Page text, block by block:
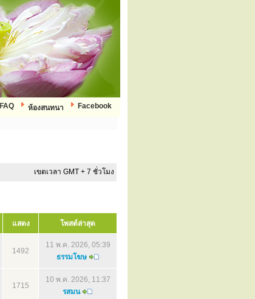
Facebook
ห้องสนทนา
FAQ
เขตเวลา GMT + 7 ชั่วโมง
แสดง โพสต์ล่าสุด
1492
11 พ.ค. 2026, 05:39
ธรรมโฆษ
1715
10 พ.ค. 2026, 11:37
รสมน